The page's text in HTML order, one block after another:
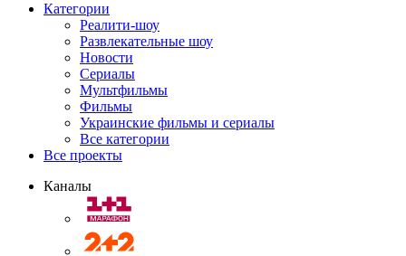
Категории
Реалити-шоу
Развлекательные шоу
Новости
Сериалы
Мультфильмы
Фильмы
Украинские фильмы и сериалы
Все категории
Все проекты
Каналы